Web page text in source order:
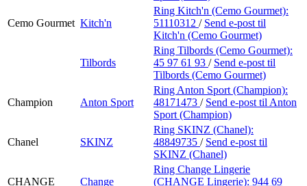
Cemo Gourmet Kitch'n
Ring Kitch'n (Cemo Gourmet):
51110312 / Send e-post til
Kitch'n (Cemo Gourmet)
Tilbords
Ring Tilbords (Cemo Gourmet):
45 97 61 93 / Send e-post til
Tilbords (Cemo Gourmet)
Champion Anton Sport
Ring Anton Sport (Champion):
48171473 / Send e-post til Anton
Sport (Champion)
Chanel SKINZ
Ring SKINZ (Chanel):
48849735 / Send e-post til
SKINZ (Chanel)
CHANGE
Change
Ring Change Lingerie
(CHANGE Lingerie): 944 69